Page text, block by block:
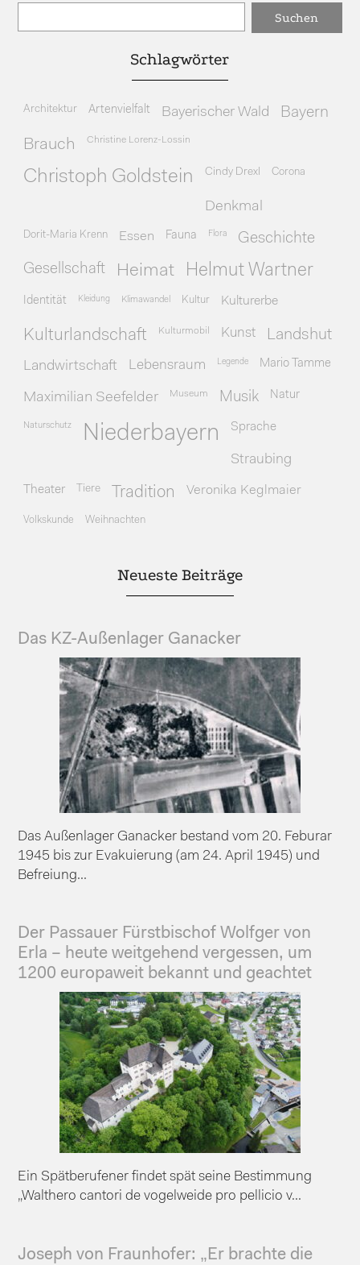
Schlagwörter
Architektur Artenvielfalt Bayerischer Wald Bayern
Brauch Christine Lorenz-Lossin
Christoph Goldstein Cindy Drexl Corona
Denkmal
Dorit-Maria Krenn Essen Fauna Flora Geschichte
Gesellschaft Heimat Helmut Wartner
Identität Kleidung Klimawandel Kultur Kulturerbe
Kulturlandschaft Kulturmobil Kunst Landshut
Landwirtschaft Lebensraum Legende Mario Tamme
Maximilian Seefelder Museum Musik Natur
Naturschutz Niederbayern Sprache
Straubing
Theater Tiere Tradition Veronika Keglmaier
Volkskunde Weihnachten
Neueste Beiträge
Das KZ-Außenlager Ganacker
Das Außenlager Ganacker bestand vom 20. Feburar
1945 bis zur Evakuierung (am 24. April 1945) und
Befreiung...
Der Passauer Fürstbischof Wolfger von
Erla – heute weitgehend vergessen, um
1200 europaweit bekannt und geachtet
Ein Spätberufener findet spät seine Bestimmung
„Walthero cantori de vogelweide pro pellicio v...
Joseph von Fraunhofer: „Er brachte die